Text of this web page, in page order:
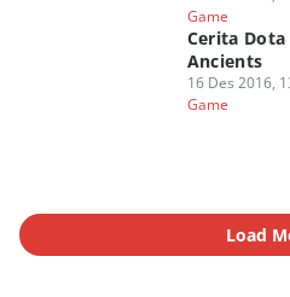
Game
Cerita
Ancients
16 Des 2016,
Game
Load